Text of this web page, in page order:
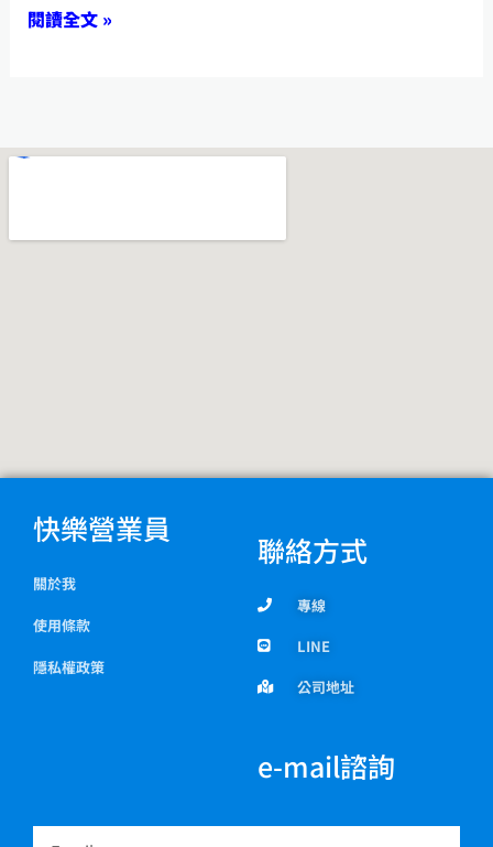
備
什
──
己
這
幾
個
問
閱讀全文 »
快樂營業員
關於我
使用條款
隱私權政策
聯絡方式
專線
LINE
公司地址
e-mail諮詢
Email